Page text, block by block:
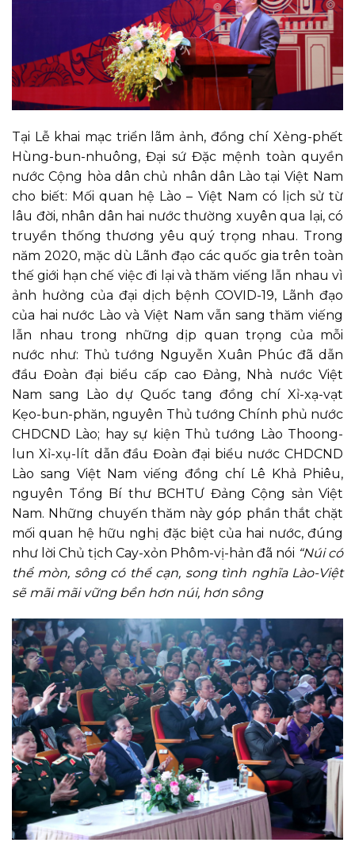
Tại Lễ khai mạc triển lãm ảnh, đồng chí Xẻng-phết
Hùng-bun-nhuông, Đại sứ Đặc mệnh toàn quyền
nước Cộng hòa dân chủ nhân dân Lào tại Việt Nam
cho biết: Mối quan hệ Lào – Việt Nam có lịch sử từ
lâu đời, nhân dân hai nước thường xuyên qua lại, có
truyền thống thương yêu quý trọng nhau. Trong
năm 2020, mặc dù Lãnh đạo các quốc gia trên toàn
thế giới hạn chế việc đi lại và thăm viếng lẫn nhau vì
ảnh hưởng của đại dịch bệnh COVID-19, Lãnh đạo
của hai nước Lào và Việt Nam vẫn sang thăm viếng
lẫn nhau trong những dịp quan trọng của mỗi
nước như: Thủ tướng Nguyễn Xuân Phúc đã dẫn
đầu Đoàn đại biểu cấp cao Đảng, Nhà nước Việt
Nam sang Lào dự Quốc tang đồng chí Xỉ-xạ-vạt
Kẹo-bun-phăn, nguyên Thủ tướng Chính phủ nước
CHDCND Lào; hay sự kiện Thủ tướng Lào Thoong-
lun Xỉ-xụ-lít dẫn đầu Đoàn đại biểu nước CHDCND
Lào sang Việt Nam viếng đồng chí Lê Khả Phiêu,
nguyên Tổng Bí thư BCHTƯ Đảng Cộng sản Việt
Nam. Những chuyến thăm này góp phần thắt chặt
mối quan hệ hữu nghị đặc biệt của hai nước, đúng
như lời Chủ tịch Cay-xỏn Phôm-vị-hản đã nói “Núi có
thể mòn, sông có thể cạn, song tình nghĩa Lào-Việt
sẽ mãi mãi vững bền hơn núi, hơn sông